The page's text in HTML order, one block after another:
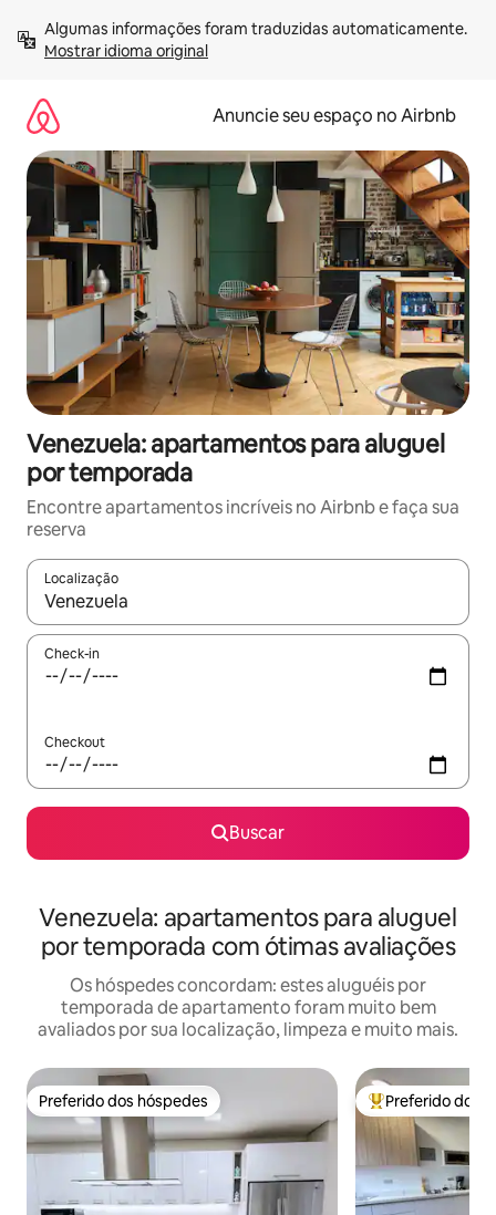
para
Mostrar idioma original
Anuncie seu espaço no Airbnb
Venezuela: apartamentos para aluguel
por temporada
Encontre apartamentos incríveis no Airbnb e faça sua
reserva
Localização
Quando os resultados estiverem disponíveis, explore-os
Check-in
Checkout
Buscar
Venezuela: apartamentos para aluguel
por temporada com ótimas avaliações
Os hóspedes concordam: estes aluguéis por
temporada de apartamento foram muito bem
avaliados por sua localização, limpeza e muito mais.
Preferido dos hóspedes
Preferido dos hóspedes Entre os
Preferido dos